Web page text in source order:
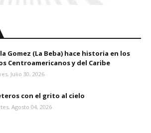
Gomez (La Beba) hace historia en los
Centroamericanos y del Caribe
Julio 30, 2026
con el grito al cielo
Agosto 04, 2026